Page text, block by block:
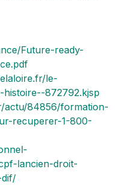
Future-ready-
le-
872792.kjsp
actu/84856/formation-
recuperer-1-800-
lancien-droit-